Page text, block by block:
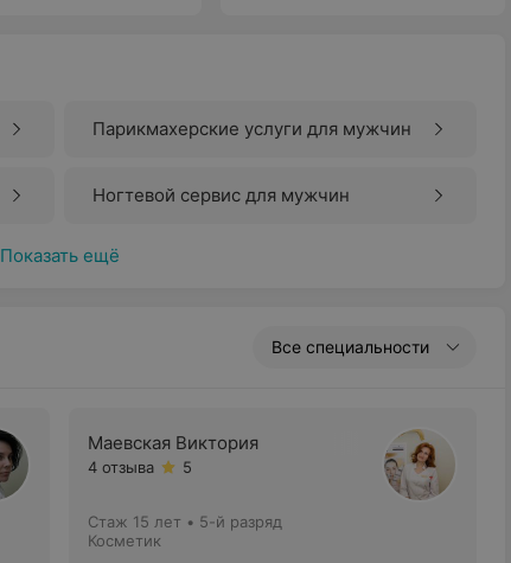
Парикмахерские услуги для мужчин
Ногтевой сервис для мужчин
Показать ещё
Все специальности
Маевская Виктория
4 отзыва 5
Стаж 15 лет • 5-й разряд
Косметик